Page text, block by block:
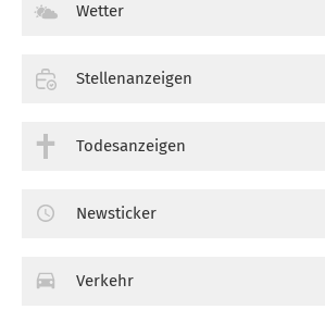
Wetter
Stellenanzeigen
Todesanzeigen
Newsticker
Verkehr